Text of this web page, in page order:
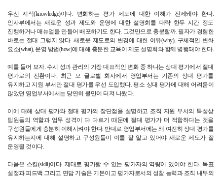
우선 지식(knowledge)이다. 변화하는 평가 제도에 대한 이해가 전제돼야 한다.
인사부에서는 새로운 성과 제도와 운영에 대한 설명회를 대략 한두 시간 정도
진행하거나 매뉴얼을 만들어 배포하기도 한다. 그것만으로 충분할까. 필자가 경험한
바로는 절대 그렇지 않다. 새로운 제도로의 변경에 대한 이유(why), 구체적인 변화
요소(what), 운영 방법(how)에 대해 충분한 교육이 제도 설명회와 함께 병행돼야 한다.
예를 들어 보자. 수시 성과 관리의 가장 대표적인 변화 중 하나는 상대 평가에서 절대
평가로의 전환이다. 최근 모 글로벌 회사에서 영업부서는 기존의 상대 평가를
유지하고 지원 부서만 절대 평가를 우선 도입했다. 평소 상대 평가에 대해 어려움이
많았던 영업부서에서는 당연히 불만이 터져 나왔다.
이에 대해 상대 평가와 절대 평가의 장단점을 설명하고 조직 지원 부서의 특성상
팀원들의 역할과 업무 성격이 다 다르기 때문에 절대 평가가 더 적합하다는 것을
구성원들에게 충분히 이해시켜야 한다. 반대로 영업부서에는 왜 여전히 상대 평가를
유지하는지에 대해 설명하고 구성원들이 이를 잘 알고 있어야 새로운 제도가 잘
운영될 것이다.
다음은 스킬(skill)이다. 제대로 평가할 수 있는 평가자의 역량이 있어야 한다. 목표
설정과 피드백 그리고 면담 기술은 기본이고 평가자로서의 성찰 능력과 조직 내부의